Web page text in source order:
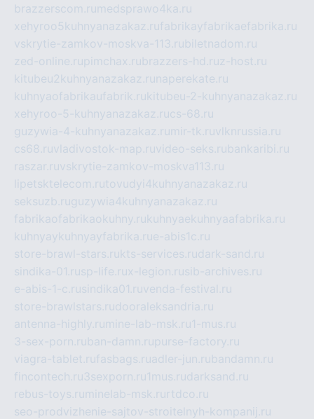
brazzerscom.ru medsprawo4ka.ru
xehyroo5kuhnyanazakaz.rufabrikayfabrikaefabrika.ru
vskrytie-zamkov-moskva-113.rubiletnadom.ru
zed-online.rupimchax.rubrazzers-hd.ruz-host.ru
kitubeu2kuhnyanazakaz.ru naperekate.ru
kuhnyaofabrikaufabrik.rukitubeu-2-kuhnyanazakaz.ru
xehyroo-5-kuhnyanazakaz.rucs-68.ru
guzywia-4-kuhnyanazakaz.ru mir-tk.ruvlknrussia.ru
cs68.ruvladivostok-map.ruvideo-seks.rubankaribi.ru
raszar.ruvskrytie-zamkov-moskva113.ru
lipetsktelecom.rutovudyi4kuhnyanazakaz.ru
seksuzb.ruguzywia4kuhnyanazakaz.ru
fabrikaofabrikaokuhny.rukuhnyaekuhnyaafabrika.ru
kuhnyaykuhnyayfabrika.rue-abis1c.ru
store-brawl-stars.rukts-services.rudark-sand.ru
sindika-01.rusp-life.rux-legion.rusib-archives.ru
e-abis-1-c.rusindika01.ruvenda-festival.ru
store-brawlstars.rudooraleksandria.ru
antenna-highly.ru mine-lab-msk.ru1-mus.ru
3-sex-porn.ruban-damn.rupurse-factory.ru
viagra-tablet.rufasbags.ruadler-jun.rubandamn.ru
fincontech.ru3sexporn.ru1mus.rudarksand.ru
rebus-toys.ru minelab-msk.ru rtdco.ru
seo-prodvizhenie-sajtov-stroitelnyh-kompanij.ru